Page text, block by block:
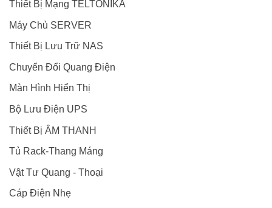
Thiết Bị Mạng TELTONIKA
Máy Chủ SERVER
Thiết Bị Lưu Trữ NAS
Chuyển Đổi Quang Điện
Màn Hình Hiển Thị
Bộ Lưu Điện UPS
Thiết Bị ÂM THANH
Tủ Rack-Thang Máng
Vật Tư Quang - Thoại
Cáp Điện Nhẹ